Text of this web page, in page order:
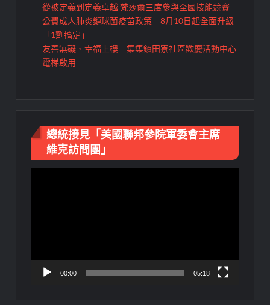
從被定義到定義卓越 梵莎爾三度參與全國技能競賽
公費成人肺炎鏈球菌疫苗政策 8月10日起全面升級
「1劑搞定」
友善無礙、幸福上樓 集集鎮田寮社區歡慶活動中心
電梯啟用
總統接見「美國聯邦參院軍委會主席
維克訪問團」
00:00 05:18